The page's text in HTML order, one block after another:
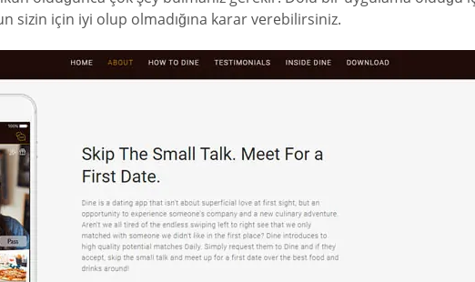
sizin için iyi olup olmadığına karar verebilirsiniz.